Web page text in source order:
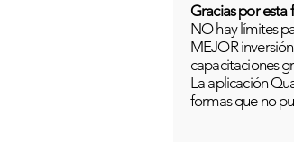
Gracias por esta
NO hay límites
MEJOR
capacitaciones
La aplicación
formas que no